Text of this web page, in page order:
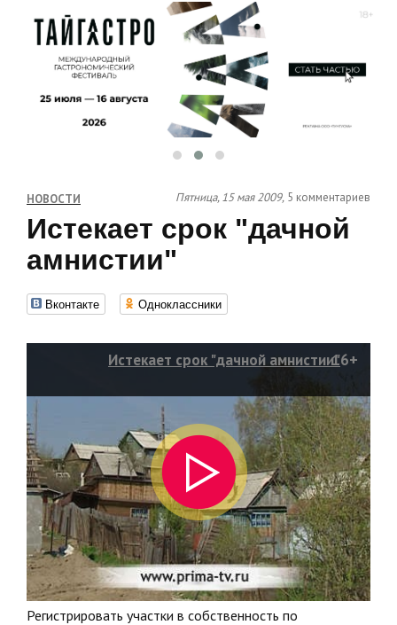
НОВОСТИ Пятница, 15 мая 2009, 5 комментариев
Истекает срок "дачной
амнистии"
Вконтакте Одноклассники
Истекает срок "дачной амнистии"16+
Регистрировать участки в собственность по